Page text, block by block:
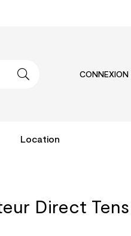
CONNEXION
Location
Direct Tens